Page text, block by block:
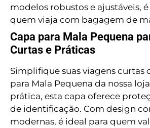
modelos robustos e ajustáveis,
quem viaja com bagagem de
Capa para Mala Pequena
Curtas e Práticas
Simplifique suas viagens curtas
para Mala Pequena da nossa
prática, esta capa oferece
de identificação. Com design
modernas, é ideal para quem